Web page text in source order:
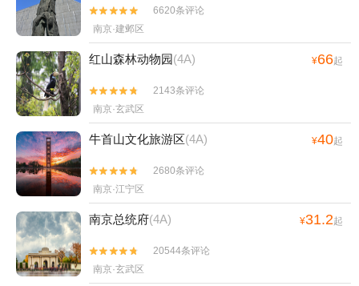


6620条评论
南京·建邺区
红山森林动物园(4A) ¥66起


2143条评论
南京·玄武区
牛首山文化旅游区(4A) ¥40起


2680条评论
南京·江宁区
南京总统府(4A) ¥31.2起


20544条评论
南京·玄武区